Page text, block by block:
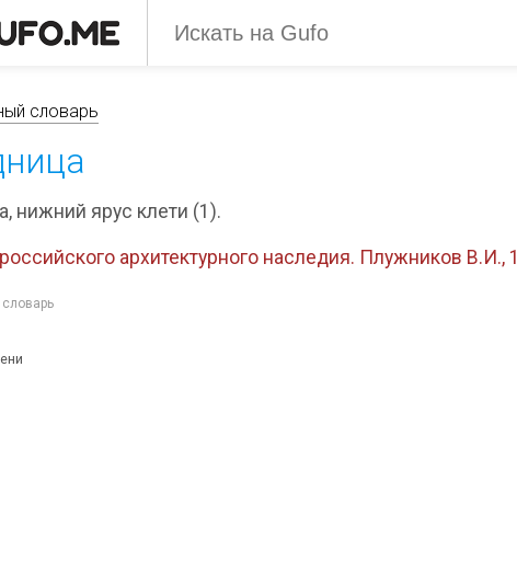
словарь
нижний ярус клети (1).
архитектурного наследия. Плужников В.И.,